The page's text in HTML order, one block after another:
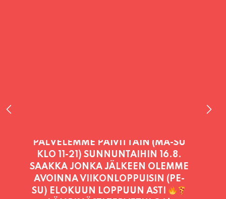
PALVELEMME TÄNÄÄN:
SUNNUNTAI11:00 - 21:00
PALVELEMME PÄIVITTÄIN (MA-SU
KLO 11-21) SUNNUNTAIHIN 16.8.